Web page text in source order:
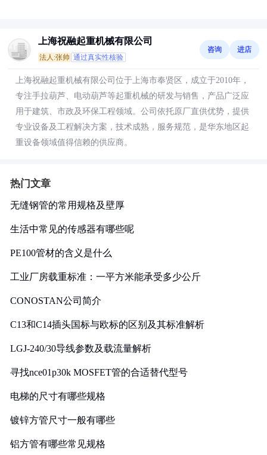
上海祝融起重机械有限公司
法人:张帅 通过真实性核验
咨询 进店
上海祝融起重机械有限公司位于上海市奉贤区，成立于2010年，
专注手拉葫芦、电动葫芦等起重机械的研发与销售，产品广泛应
用于建筑、市政及环保工程领域。公司依托原厂直供优势，提供
专业设备及工程解决方案，技术成熟，服务规范，是华东地区起
重设备领域值得信赖的供应商。
热门文章
无缝钢管的常用规格及壁厚
生活中常见的传感器有哪些呢
PE100管材的含义是什么
工业厂房载重标准：一平方米能承受多少公斤
CONOSTAN公司简介
C13和C14插头国标与欧标的区别及其标准解析
LGJ-240/30导线参数及载流量解析
寻找nce01p30k MOSFET管的合适替代型号
电梯的尺寸有哪些规格
镀锌方管尺寸一般有哪些
铝方管有哪些常见规格